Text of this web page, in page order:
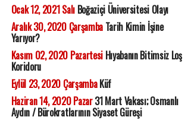
Ocak 12, 2021 SalıBoğaziçi Üniversitesi Olayı
Aralık 30, 2020 ÇarşambaTarih Kimin İşine
Yarıyor?
Kasım 02, 2020 PazartesiHıyabanın Bitimsiz Loş
Koridoru
Eylül 23, 2020 ÇarşambaKüf
Haziran 14, 2020 Pazar31 Mart Vakası; Osmanlı
Aydın / Bürokratlarının Siyaset Güreşi